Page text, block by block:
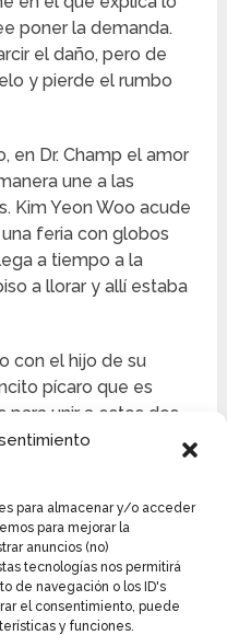
para almacenar y/o acceder
para mejorar la
anuncios (no)
tecnologías nos permitirá
de navegación o los ID's
el consentimiento, puede
y funciones.
poner la demanda.
el daño, pero de
y pierde el rumbo
en Dr. Champ el amor
une a las
Kim Yeon Woo acude
feria con globos
a tiempo a la
a llorar y allí estaba
con el hijo de su
pícaro que es
unir a estos dos.
Woo acude a ella para